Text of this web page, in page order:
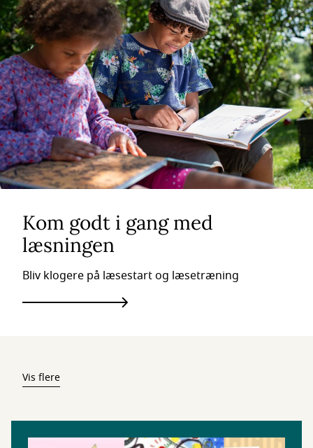
Kom godt i gang med
læsningen
Bliv klogere på læsestart og læsetræning
Vis flere